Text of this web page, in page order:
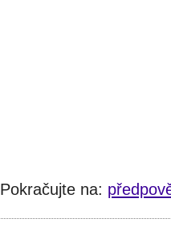
Pokračujte na: